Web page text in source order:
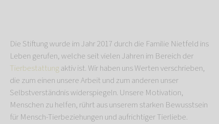
Die Stiftung wurde im Jahr 2017 durch die Familie Nietfeld ins
Leben gerufen, welche seit vielen Jahren im Bereich der
Tierbestattungaktiv ist. Wir haben uns Werten verschrieben,
die zum einen unsere Arbeit und zum anderen unser
Selbstverständnis widerspiegeln. Unsere Motivation,
Menschen zu helfen, rührt aus unserem starken Bewusstsein
für Mensch-Tierbeziehungen und aufrichtiger Tierliebe.